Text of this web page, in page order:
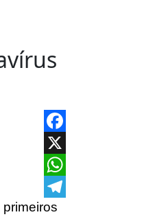
Facebook
X
WhatsApp
Telegram